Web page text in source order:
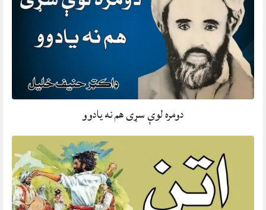
دومره لوې سړی هم نه يادوو